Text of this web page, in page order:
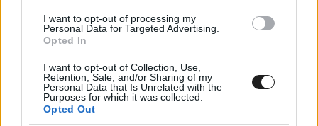
I want to opt-out of processing my
Personal Data for Targeted Advertising.
Opted In
I want to opt-out of Collection, Use,
Retention, Sale, and/or Sharing of my
Personal Data that Is Unrelated with the
Purposes for which it was collected.
Opted Out